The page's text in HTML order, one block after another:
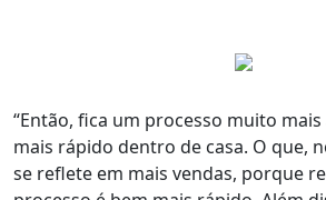
“Então, fica um processo muito
mais rápido dentro de casa. O que,
se reflete em mais vendas, porque